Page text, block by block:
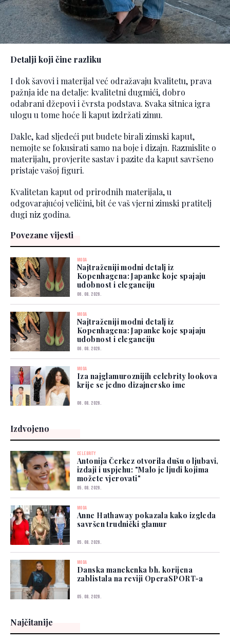
Detalji koji čine razliku
I dok šavovi i materijal već odražavaju kvalitetu, prava
pažnja ide na detalje: kvalitetni dugmići, dobro
odabrani džepovi i čvrsta podstava. Svaka sitnica igra
ulogu u tome hoće li kaput izdržati zimu.
Dakle, kad sljedeći put budete birali zimski kaput,
nemojte se fokusirati samo na boje i dizajn. Razmislite o
materijalu, provjerite sastav i pazite da kaput savršeno
pristaje vašoj figuri.
Kvalitetan kaput od prirodnih materijala, u
odgovarajućoj veličini, bit će vaš vjerni zimski pratitelj
dugi niz godina.
Povezane vijesti
MODA
Najtraženiji modni detalj iz
Kopenhagena: Japanke koje spajaju
udobnost i eleganciju
06. 08. 2026.
MODA
Najtraženiji modni detalj iz
Kopenhagena: Japanke koje spajaju
udobnost i eleganciju
06. 08. 2026.
MODA
Iza najglamuroznijih celebrity lookova
krije se jedno dizajnersko ime
06. 08. 2026.
Izdvojeno
CELEBRITY
Antonija Čerkez otvorila dušu o ljubavi,
izdaji i uspjehu: "Malo je ljudi kojima
možete vjerovati"
05. 08. 2026.
MODA
Anne Hathaway pokazala kako izgleda
savršen trudnički glamur
05. 08. 2026.
MODA
Danska manekenka bh. korijena
zablistala na reviji OperaSPORT-a
05. 08. 2026.
Najčitanije